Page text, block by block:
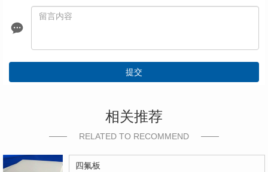
提交
相关推荐
RELATED TO RECOMMEND
四氟板